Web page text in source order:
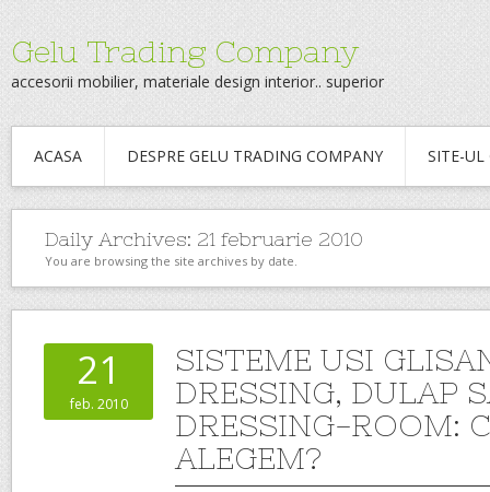
Gelu Trading Company
accesorii mobilier, materiale design interior.. superior
ACASA DESPRE GELU TRADING COMPANY SITE-UL
Daily Archives: 21 februarie 2010
You are browsing the site archives by date.
21
feb. 2010
SISTEME USI
DRESSING, DULAP
DRESSING-ROOM:
ALEGEM?